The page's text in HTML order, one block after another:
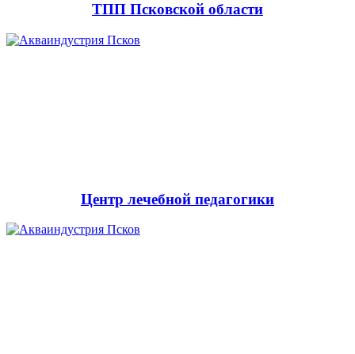
ТПП Псковской области
Центр лечебной педагогики